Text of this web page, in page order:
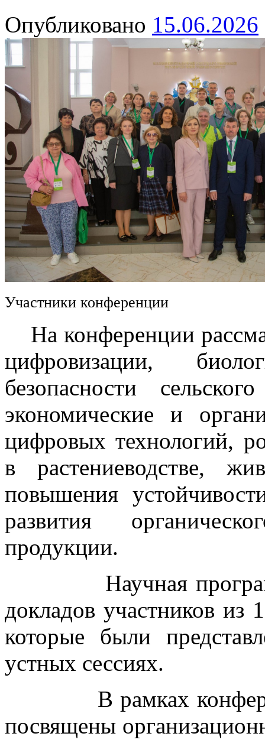
Опубликовано 15.06.2026
Участники конференции
На конференции
цифровизации,
безопасности
экономические и
цифровых технологий,
в растениеводстве,
повышения
развития
продукции.
Научная программа
докладов участников из
которые были
устных сессиях.
В рамках
посвящены